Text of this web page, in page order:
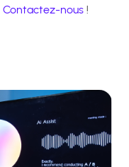
Contactez-nous !